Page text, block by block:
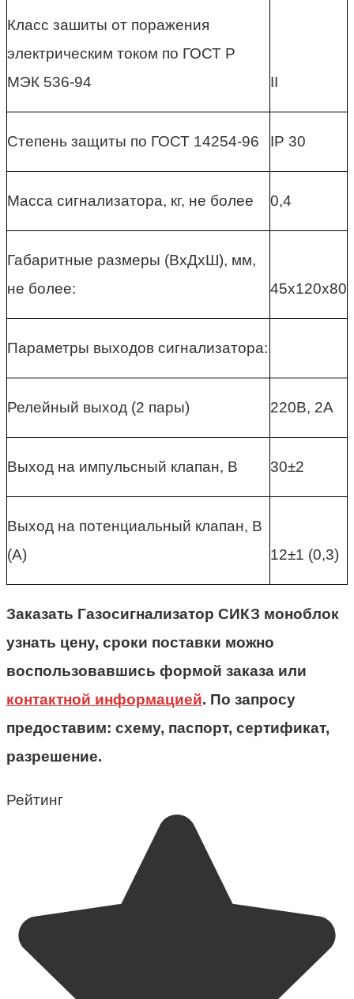
Класс зашиты от поражения
электрическим током по ГОСТ Р
МЭК 536-94
II
Степень защиты по ГОСТ 14254-96 IP 30
Масса сигнализатора, кг, не более 0,4
Габаритные размеры (ВхДхШ), мм,
не более:
45x120x80
Параметры выходов сигнализатора:
Релейный выход (2 пары) 220В, 2А
Выход на импульсный клапан, В 30±2
Выход на потенциальный клапан, В
(А)
12±1 (0,3)
Заказать Газосигнализатор СИКЗ моноблок
узнать цену, сроки поставки можно
воспользовавшись формой заказа или
контактной информацией. По запросу
предоставим: схему, паспорт, сертификат,
разрешение.
Рейтинг